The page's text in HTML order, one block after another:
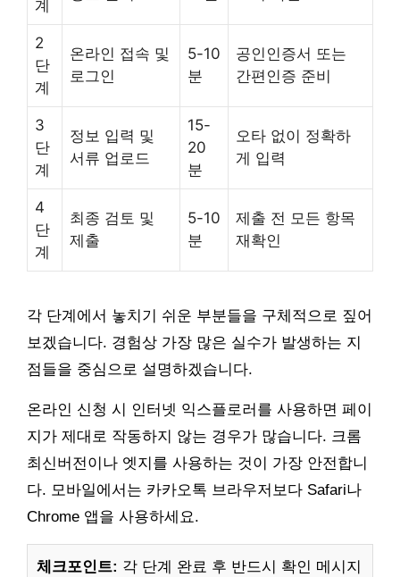
계
2
단
계
온라인 접속 및
로그인
5-10
분
공인인증서 또는
간편인증 준비
3
단
계
정보 입력 및
서류 업로드
15-
20
분
오타 없이 정확하
게 입력
4
단
계
최종 검토 및
제출
5-10
분
제출 전 모든 항목
재확인
각 단계에서 놓치기 쉬운 부분들을 구체적으로 짚어
보겠습니다. 경험상 가장 많은 실수가 발생하는 지
점들을 중심으로 설명하겠습니다.
온라인 신청 시 인터넷 익스플로러를 사용하면 페이
지가 제대로 작동하지 않는 경우가 많습니다. 크롬
최신버전이나 엣지를 사용하는 것이 가장 안전합니
다. 모바일에서는 카카오톡 브라우저보다 Safari나
Chrome 앱을 사용하세요.
체크포인트: 각 단계 완료 후 반드시 확인 메시지